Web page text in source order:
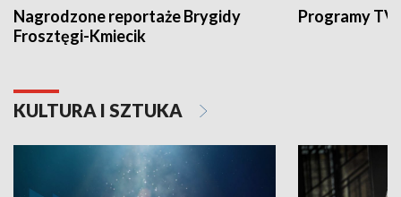
Nagrodzone reportaże Brygidy
Frosztęgi-Kmiecik
Programy
KULTURA I SZTUKA